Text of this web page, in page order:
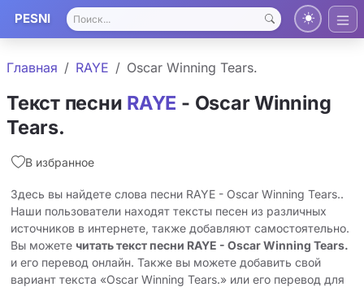
PESNI
Главная RAYE Oscar Winning Tears.
Текст песни RAYE - Oscar Winning
Tears.
В избранное
Здесь вы найдете слова песни RAYE - Oscar Winning Tears..
Наши пользователи находят тексты песен из различных
источников в интернете, также добавляют самостоятельно.
Вы можете читать текст песни RAYE - Oscar Winning Tears.
и его перевод онлайн. Также вы можете добавить свой
вариант текста «Oscar Winning Tears.» или его перевод для